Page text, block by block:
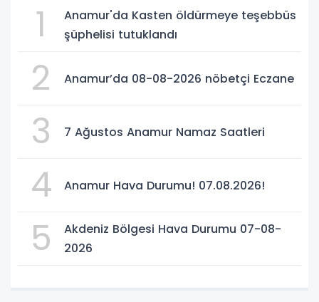
1
Anamur'da Kasten öldürmeye teşebbüs
şüphelisi tutuklandı
2 Anamur’da 08-08-2026 nöbetçi Eczane
3 7 Ağustos Anamur Namaz Saatleri
4 Anamur Hava Durumu! 07.08.2026!
5
Akdeniz Bölgesi Hava Durumu 07-08-
2026